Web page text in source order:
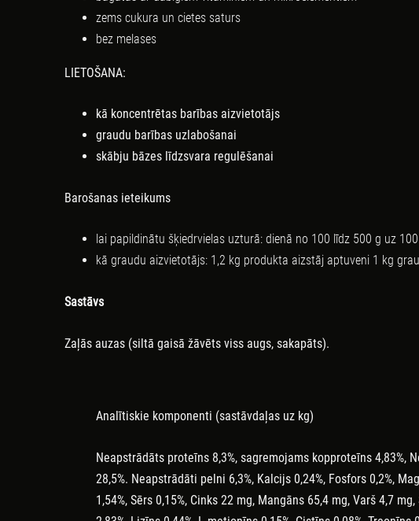
zems cukura un cietes saturs
bez melases
LIETOŠANA:
kā koncentrētas barības aizvietotājs
graudu barības uzlabošanai
skābju bāzes līdzsvara regulēšanai
Barošanas ieteikums
lai papildinātu šķiedrvielas uzturā: dienā no 100 līdz 500 g uz 100
kā graudu aizvietotājs: 1,2 kg produkta aizstāj aptuveni 1 kg
Sastāvs
Zaļās auzas (siltā gaisā žāvēts viss augs, sakapāts).
Analītiskie komponenti (sastāvdaļas uz kg)
Neapstrādāts proteīns 8,3%, sagremojams kopproteīns 4,83%,
28,5%. Neapstrādāti pelni 6,3%, Kalcijs 0,24%, Fosfors 0,2%,
1,54%, Sērs 0,15%, Cinks 22 mg, Mangāns 65,4 mg, Varš 4,7 mg,